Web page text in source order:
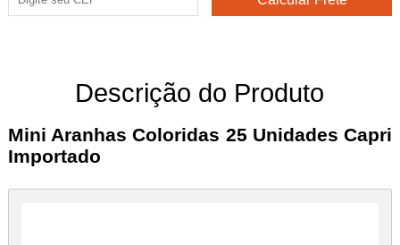
Descrição do Produto
Mini Aranhas Coloridas 25 Unidades Capri
Importado